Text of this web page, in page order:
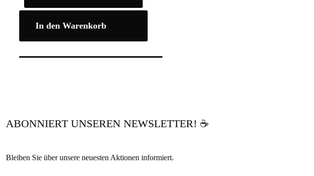
In den Warenkorb
ABONNIERT UNSEREN NEWSLETTER! ☕
Bleiben Sie über unsere neuesten Aktionen informiert.